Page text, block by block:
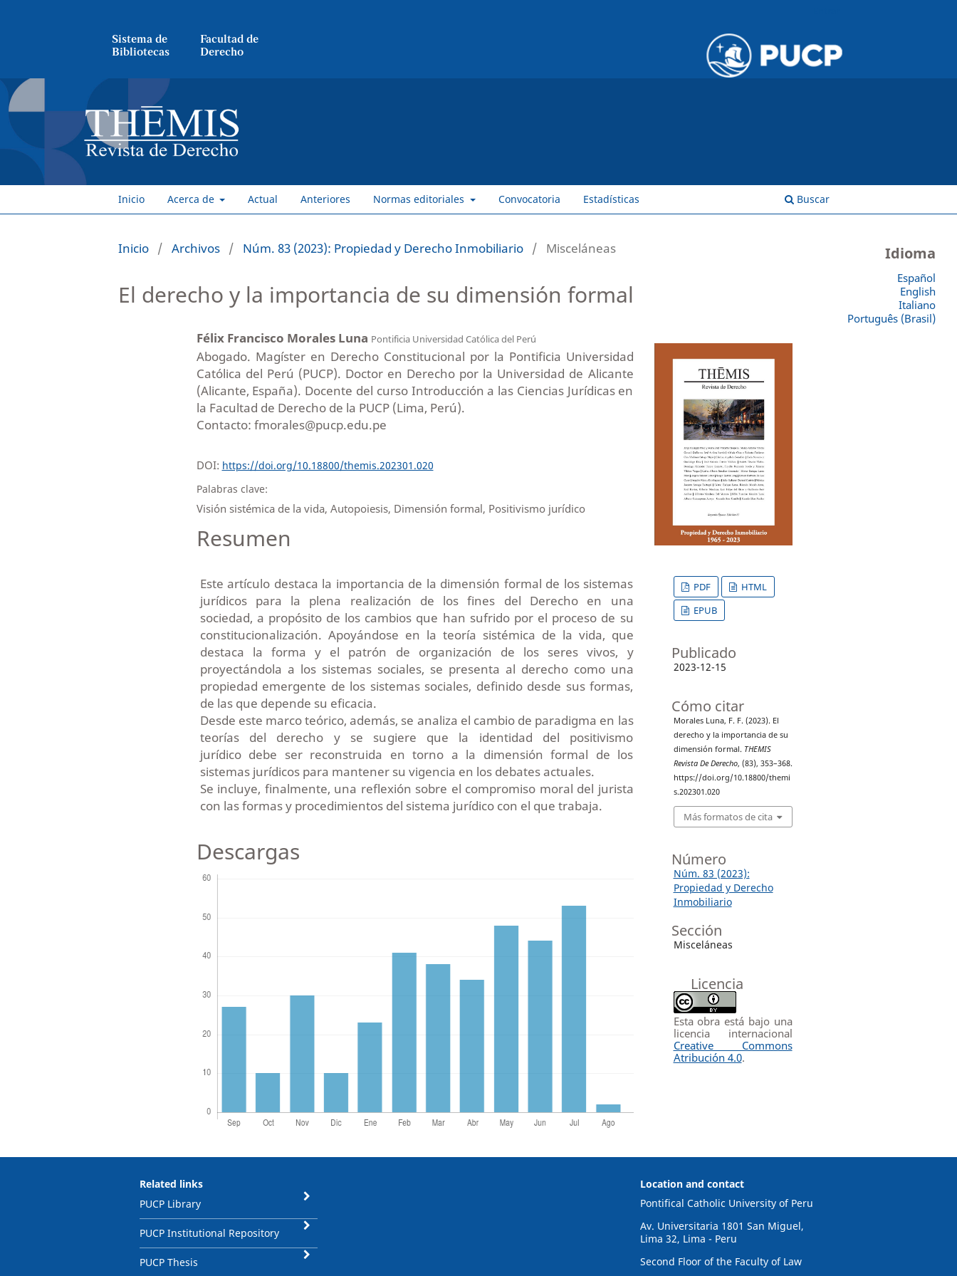
Sistema de
Bibliotecas
Facultad de
Derecho
Inicio Acerca de Actual Anteriores Normas editoriales Convocatoria Estadísticas Buscar
Inicio / Archivos / Núm. 83 (2023): Propiedad y Derecho Inmobiliario / Misceláneas
El derecho y la importancia de su dimensión formal
Félix Francisco Morales Luna Pontificia Universidad Católica del Perú
Abogado. Magíster en Derecho Constitucional por la Pontificia Universidad
Católica del Perú (PUCP). Doctor en Derecho por la Universidad de Alicante
(Alicante, España). Docente del curso Introducción a las Ciencias Jurídicas en
la Facultad de Derecho de la PUCP (Lima, Perú).
Contacto: fmorales@pucp.edu.pe
DOI: https://doi.org/10.18800/themis.202301.020
Palabras clave:
Visión sistémica de la vida, Autopoiesis, Dimensión formal, Positivismo jurídico
Resumen
Este artículo destaca la importancia de la dimensión formal de los sistemas
jurídicos para la plena realización de los fines del Derecho en una
sociedad, a propósito de los cambios que han sufrido por el proceso de su
constitucionalización. Apoyándose en la teoría sistémica de la vida, que
destaca la forma y el patrón de organización de los seres vivos, y
proyectándola a los sistemas sociales, se presenta al derecho como una
propiedad emergente de los sistemas sociales, definido desde sus formas,
de las que depende su eficacia.
Desde este marco teórico, además, se analiza el cambio de paradigma en las
teorías del derecho y se sugiere que la identidad del positivismo
jurídico debe ser reconstruida en torno a la dimensión formal de los
sistemas jurídicos para mantener su vigencia en los debates actuales.
Se incluye, finalmente, una reflexión sobre el compromiso moral del jurista
con las formas y procedimientos del sistema jurídico con el que trabaja.
Descargas
PDF
HTML
EPUB
Publicado
2023-12-15
Cómo citar
Morales Luna, F. F. (2023). El
derecho y la importancia de su
dimensión formal. THEMIS
Revista De Derecho, (83), 353–368.
https://doi.org/10.18800/themi
s.202301.020
Más formatos de cita
Número
Núm. 83 (2023):
Propiedad y Derecho
Inmobiliario
Sección
Misceláneas
Licencia
Esta obra está bajo una
licencia internacional
Creative Commons
Atribución 4.0.
Idioma
Español
English
Italiano
Português (Brasil)
Related links
PUCP Library
PUCP Institutional Repository
PUCP Thesis
Location and contact
Pontifical Catholic University of Peru
Av. Universitaria 1801 San Miguel,
Lima 32, Lima - Peru
Second Floor of the Faculty of Law